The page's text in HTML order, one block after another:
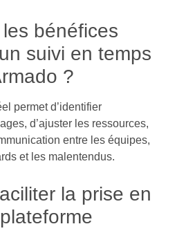
bénéfices
suivi en temps
?
permet d’identifier
d’ajuster les ressources,
entre les équipes,
et les malentendus.
la prise en